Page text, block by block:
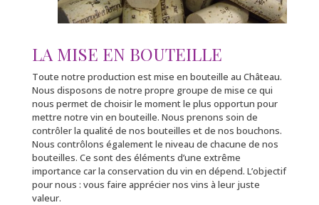
LA MISE EN BOUTEILLE
Toute notre production est mise en bouteille au Château.
Nous disposons de notre propre groupe de mise ce qui
nous permet de choisir le moment le plus opportun pour
mettre notre vin en bouteille. Nous prenons soin de
contrôler la qualité de nos bouteilles et de nos bouchons.
Nous contrôlons également le niveau de chacune de nos
bouteilles. Ce sont des éléments d’une extrême
importance car la conservation du vin en dépend. L’objectif
pour nous : vous faire apprécier nos vins à leur juste
valeur.